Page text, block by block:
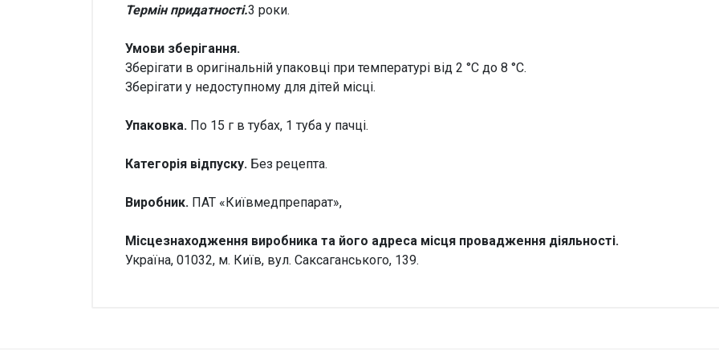
Термін придатності.3 роки.
Умови зберігання.
Зберігати в оригінальній упаковці при температурі від 2 °С до 8 °С.
Зберігати у недоступному для дітей місці.
Упаковка. По 15 г в тубах, 1 туба у пачці.
Категорія відпуску. Без рецепта.
Виробник. ПАТ «Київмедпрепарат»,
Місцезнаходження виробника та його адреса місця провадження діяльності.
Україна, 01032, м. Київ, вул. Саксаганського, 139.